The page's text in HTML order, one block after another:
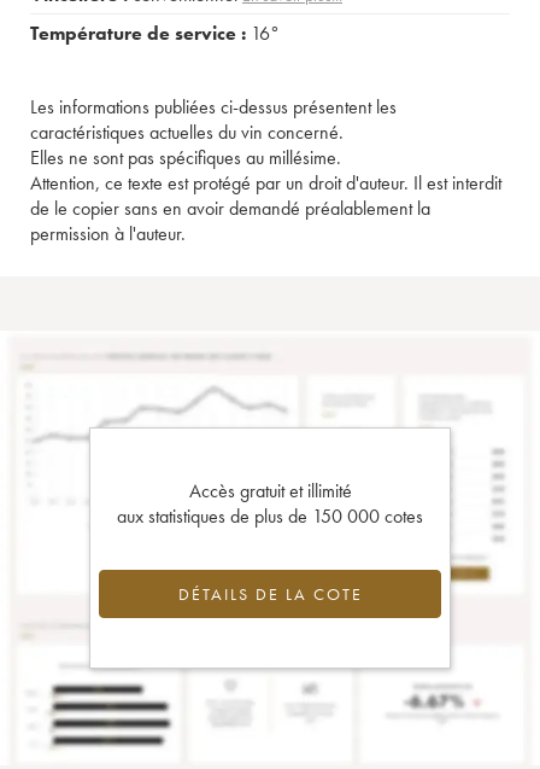
Température de service : 16°
Les informations publiées ci-dessus présentent les
caractéristiques actuelles du vin concerné.
Elles ne sont pas spécifiques au millésime.
Attention, ce texte est protégé par un droit d'auteur. Il est interdit
de le copier sans en avoir demandé préalablement la
permission à l'auteur.
Accès gratuit et illimité
aux statistiques de plus de 150 000 cotes
DÉTAILS DE LA COTE